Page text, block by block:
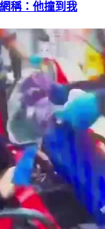
稱：他撞到我